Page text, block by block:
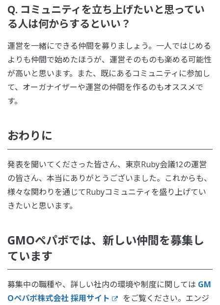
Q. コミュニティを立ち上げたいと思ってい
る人は何からするといい？
運営を一緒にできる仲間を募りましょう。一人ではじめる
よりも仲間で始めたほうが、運営そのものも楽める可能性
が高いと思います。また、既にあるコミュニティに参加し
て、オーガナイザーや運営の仲間を作るのもオススメで
す。
おわりに
発表を聞いてくださった皆さん、東京Ruby会議12の運営
の皆さん、本当にありがとうございました。これからも、
様々な関わりを通じてRubyコミュニティを盛り上げてい
きたいと思います。
GMOペパボでは、新しい仲間を募集し
ています
募集中の職種や、詳しい社内の環境や制度に関しては GM
Oペパボ株式会社 採用サイト
をご覧ください。エンジ